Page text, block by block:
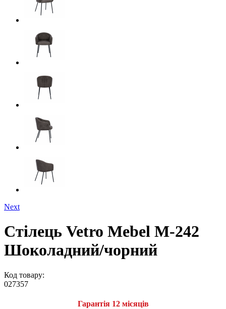
Next
Стілець Vetro Mebel M-242
Шоколадний/чорний
Код товару:
027357
Гарантія 12 місяців